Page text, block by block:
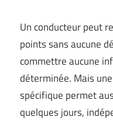
Un conducteur peut
points sans aucune
commettre aucune
déterminée. Mais
spécifique permet
quelques jours,